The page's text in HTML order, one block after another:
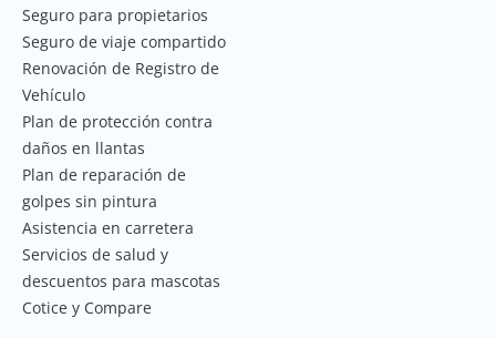
Seguro para propietarios
Seguro de viaje compartido
Renovación de Registro de
Vehículo
Plan de protección contra
daños en llantas
Plan de reparación de
golpes sin pintura
Asistencia en carretera
Servicios de salud y
descuentos para mascotas
Cotice y Compare